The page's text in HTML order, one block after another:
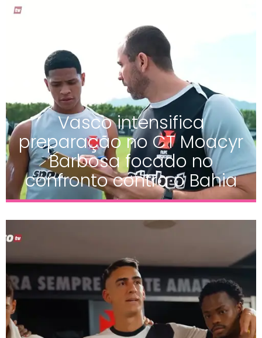
Vasco intensifica
preparação no CT Moacyr
Barbosa focado no
confronto contra o Bahia